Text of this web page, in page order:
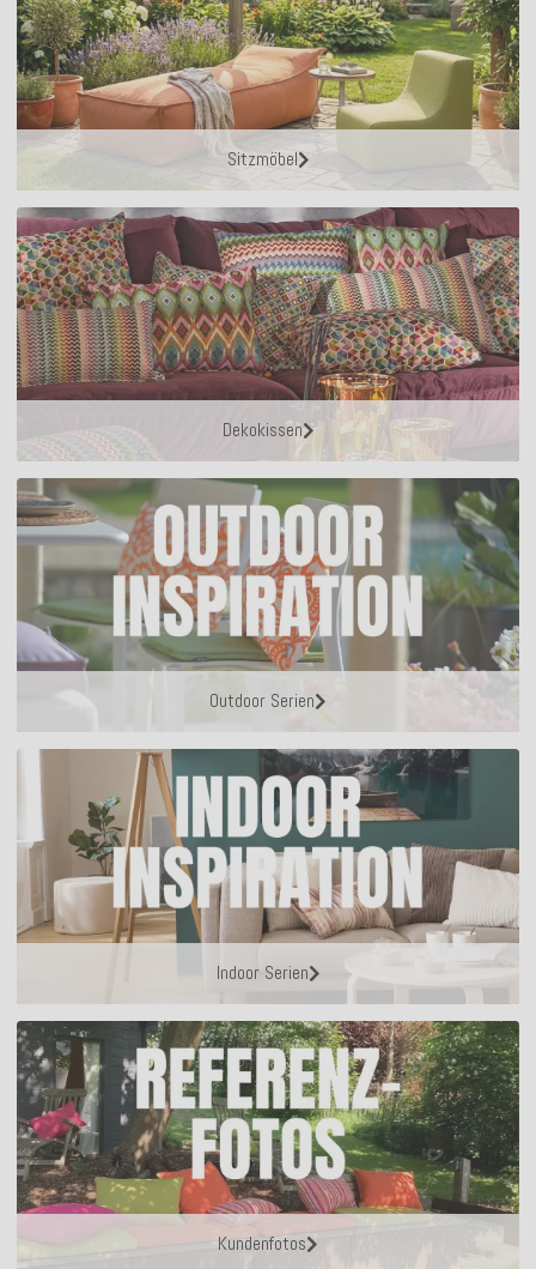
Sitzmöbel
Dekokissen
Outdoor Serien
Indoor Serien
Kundenfotos